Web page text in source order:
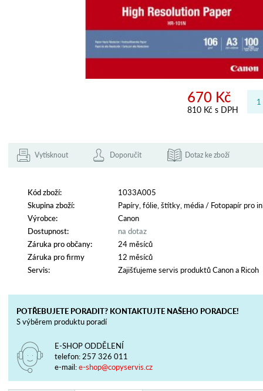
670 Kč
810 Kč s DPH
Vytisknout Doporučit Dotaz ke zboží
Kód zboží:
1033A005
Skupina zboží:
Papíry, fólie, štítky, média / Fotopapír pro
Výrobce:
Canon
Dostupnost:
na dotaz
Záruka pro občany:
24 měsíců
Záruka pro firmy
12 měsíců
Servis:
Zajišťujeme servis produktů Canon a Ricoh
POTŘEBUJETE PORADIT? KONTAKTUJTE NAŠEHO PORADCE!
S výběrem produktu poradí
E-SHOP ODDĚLENÍ
telefon: 257 326 011
e-mail:e-shop@copyservis.cz